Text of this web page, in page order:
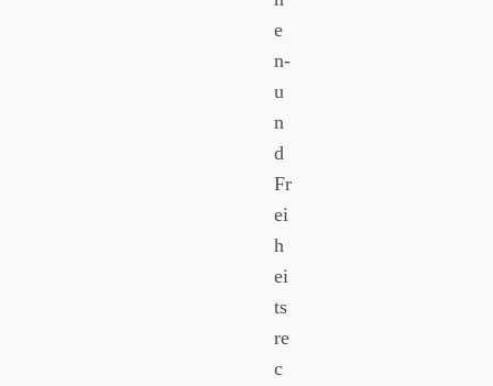
e
n-
u
n
d
Fr
ei
h
ei
ts
re
c